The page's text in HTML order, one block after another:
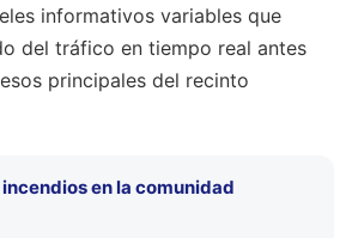
informativos variables que
del tráfico en tiempo real antes
principales del recinto
incendios en la comunidad